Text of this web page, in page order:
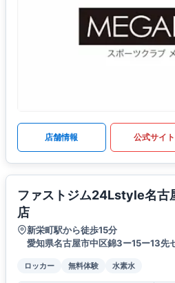
店舗情報 公式サイト
ファストジム24Lstyle名古
店
新栄町駅から徒歩15分
愛知県名古屋市中区錦3ー15ー13先
ロッカー 無料体験 水素水